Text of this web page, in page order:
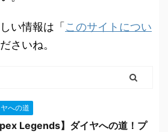
い情報は「このサイトについ
さいね。
への道
Legends】ダイヤへの道！プ